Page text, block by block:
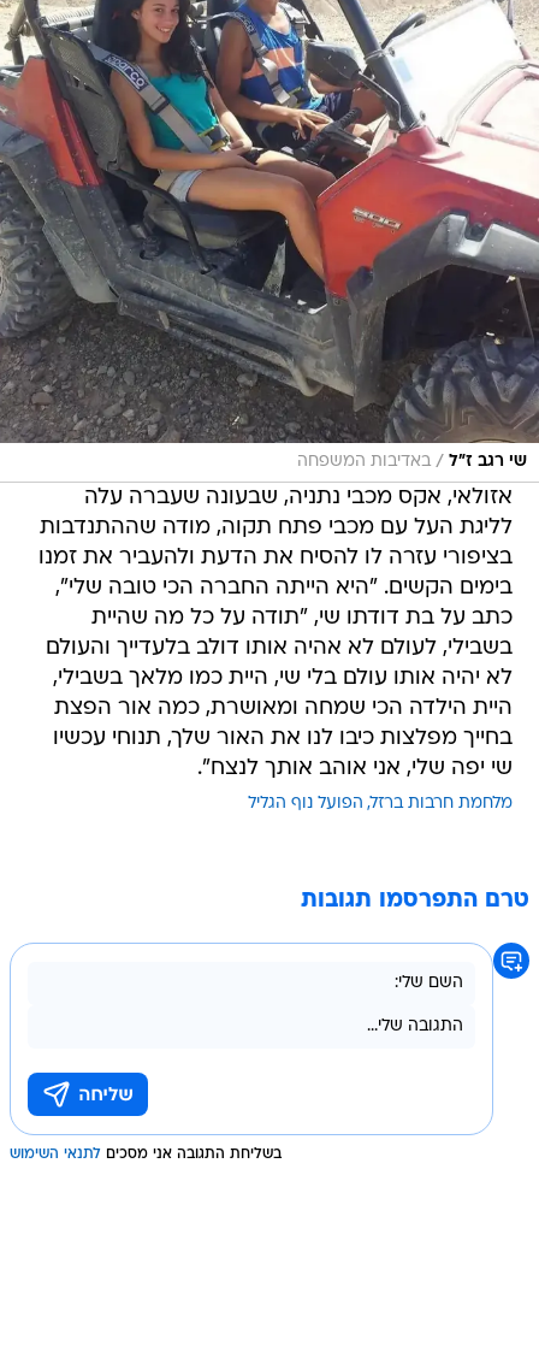
שי רגב ז"ל / באדיבות המשפחה
אזולאי, אקס מכבי נתניה, שבעונה שעברה עלה
לליגת העל עם מכבי פתח תקוה, מודה שההתנדבות
בציפורי עזרה לו להסיח את הדעת ולהעביר את זמנו
בימים הקשים. "היא הייתה החברה הכי טובה שלי",
כתב על בת דודתו שי, "תודה על כל מה שהיית
בשבילי, לעולם לא אהיה אותו דולב בלעדייך והעולם
לא יהיה אותו עולם בלי שי, היית כמו מלאך בשבילי,
היית הילדה הכי שמחה ומאושרת, כמה אור הפצת
בחייך מפלצות כיבו לנו את האור שלך, תנוחי עכשיו
שי יפה שלי, אני אוהב אותך לנצח".
מלחמת חרבות ברזל הפועל נוף הגליל
טרם התפרסמו תגובות
בשליחת התגובה אני מסכים לתנאי השימוש